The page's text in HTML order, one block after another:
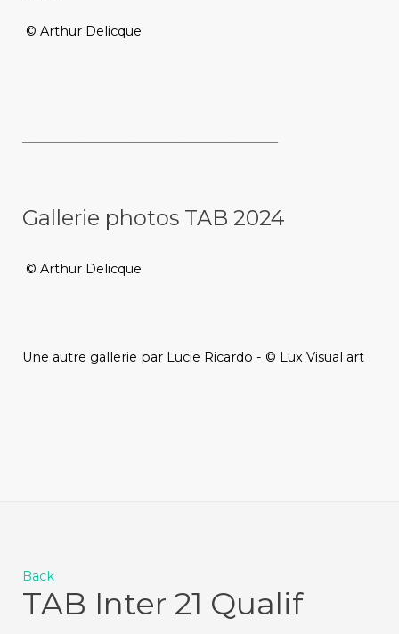
© Arthur Delicque
Gallerie photos TAB 2024
© Arthur Delicque
Une autre gallerie par Lucie Ricardo - © Lux Visual art
Back
TAB Inter 21 Qualif